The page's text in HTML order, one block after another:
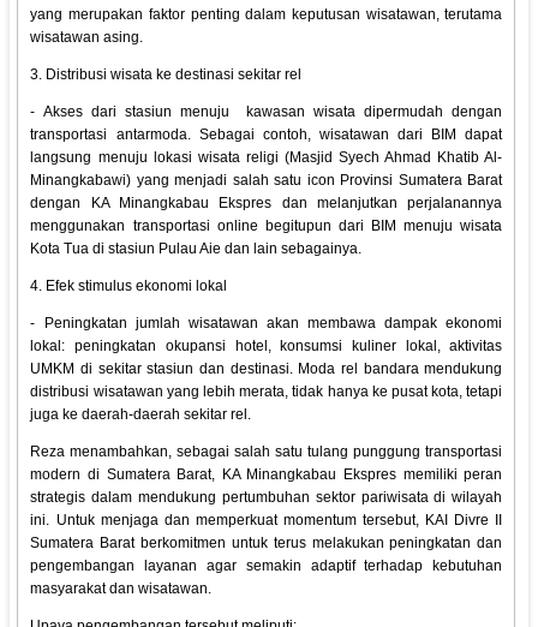
yang merupakan faktor penting dalam keputusan wisatawan, terutama
wisatawan asing.
3. Distribusi wisata ke destinasi sekitar rel
- Akses dari stasiun menuju kawasan wisata dipermudah dengan
transportasi antarmoda. Sebagai contoh, wisatawan dari BIM dapat
langsung menuju lokasi wisata religi (Masjid Syech Ahmad Khatib Al-
Minangkabawi) yang menjadi salah satu icon Provinsi Sumatera Barat
dengan KA Minangkabau Ekspres dan melanjutkan perjalanannya
menggunakan transportasi online begitupun dari BIM menuju wisata
Kota Tua di stasiun Pulau Aie dan lain sebagainya.
4. Efek stimulus ekonomi lokal
- Peningkatan jumlah wisatawan akan membawa dampak ekonomi
lokal: peningkatan okupansi hotel, konsumsi kuliner lokal, aktivitas
UMKM di sekitar stasiun dan destinasi. Moda rel bandara mendukung
distribusi wisatawan yang lebih merata, tidak hanya ke pusat kota, tetapi
juga ke daerah-daerah sekitar rel.
Reza menambahkan, sebagai salah satu tulang punggung transportasi
modern di Sumatera Barat, KA Minangkabau Ekspres memiliki peran
strategis dalam mendukung pertumbuhan sektor pariwisata di wilayah
ini. Untuk menjaga dan memperkuat momentum tersebut, KAI Divre II
Sumatera Barat berkomitmen untuk terus melakukan peningkatan dan
pengembangan layanan agar semakin adaptif terhadap kebutuhan
masyarakat dan wisatawan.